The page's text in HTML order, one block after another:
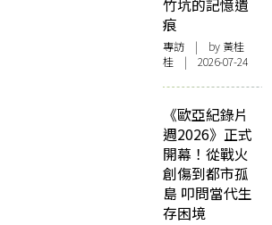
竹坑的記憶遺
痕
專訪 | by 黃桂
桂 | 2026-07-24
《歐亞紀錄片
週2026》正式
開幕！從戰火
創傷到都市孤
島 叩問當代生
存困境